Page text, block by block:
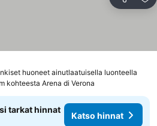
Jaa
huoneet ainutlaatuisella luonteella
kohteesta Arena di Verona
tarkat hinnat
Katso hinnat